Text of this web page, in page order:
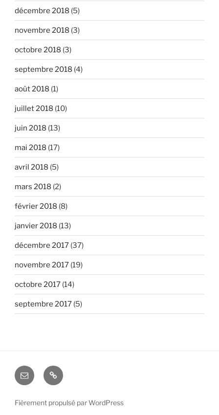
décembre 2018 (5)
novembre 2018 (3)
octobre 2018 (3)
septembre 2018 (4)
août 2018 (1)
juillet 2018 (10)
juin 2018 (13)
mai 2018 (17)
avril 2018 (5)
mars 2018 (2)
février 2018 (8)
janvier 2018 (13)
décembre 2017 (37)
novembre 2017 (19)
octobre 2017 (14)
septembre 2017 (5)
E-
mail
Tutoriels
Fièrement propulsé par WordPress